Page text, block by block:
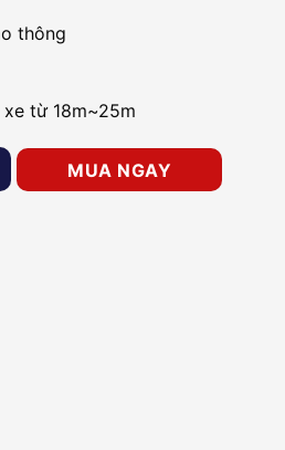
thông
từ 18m~25m
KBVISION KX-F3008ITN số lượng
MUA NGAY